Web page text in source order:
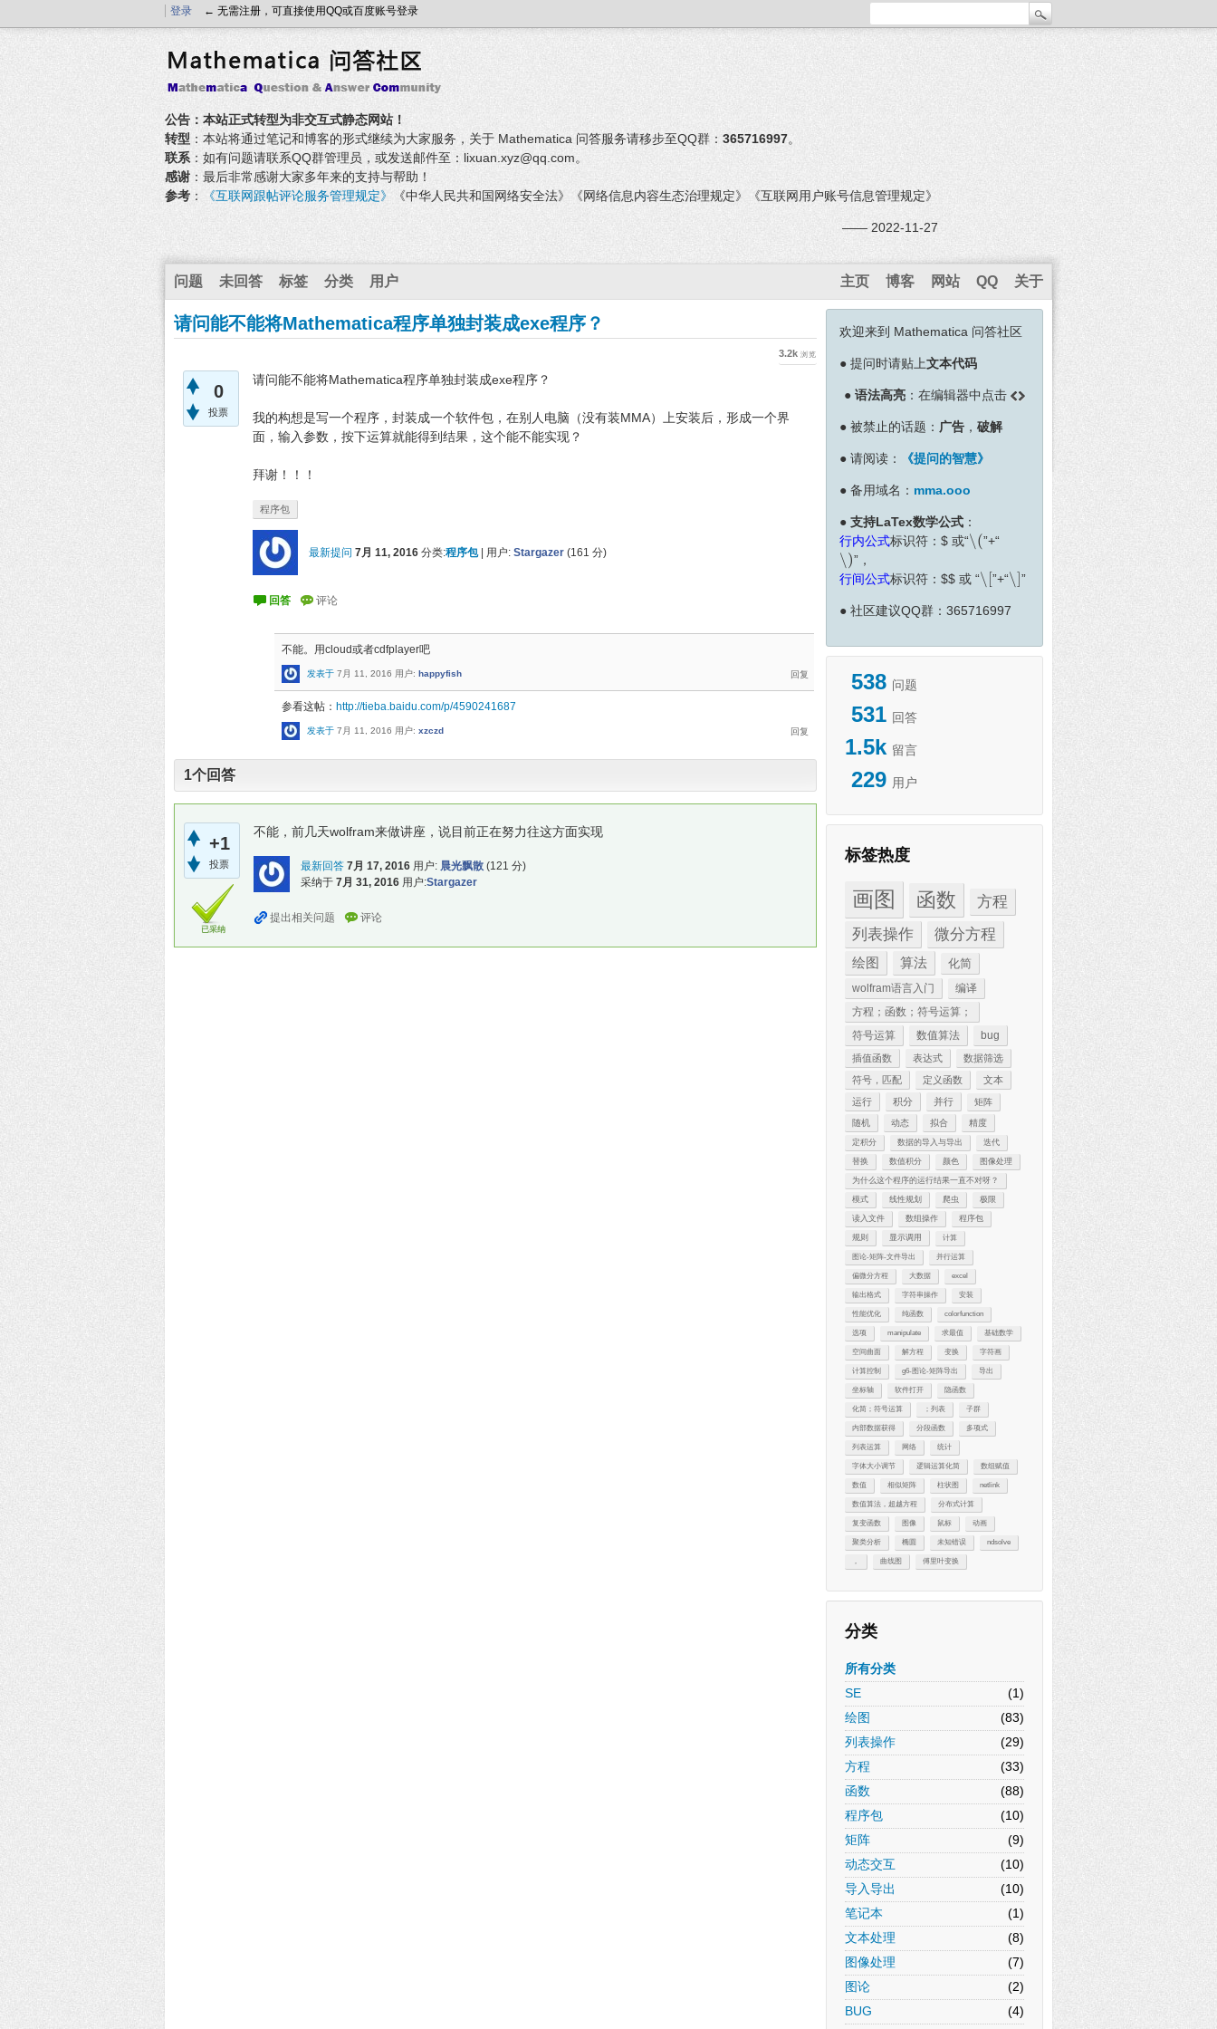
登录 ← 无需注册，可直接使用QQ或百度账号登录
公告：本站正式转型为非交互式静态网站！
转型 ：本站将通过笔记和博客的形式继续为大家服务，关于 Mathematica 问答服务请移步至QQ群： 365716997。
联系 ：如有问题请联系QQ群管理员，或发送邮件至：lixuan.xyz@qq.com。
感谢 ：最后非常感谢大家多年来的支持与帮助！
参考 ： 《互联网跟帖评论服务管理规定》 《中华人民共和国网络安全法》《网络信息内容生态治理规定》《互联网用户账号信息管理规定》
—— 2022-11-27
问题 未回答 标签 分类 用户 关于
QQ
网站
博客
主页
欢迎来到 Mathematica 问答社区
● 提问时请贴上文本代码
● 语法高亮 ：在编辑器中点击
● 被禁止的话题： 广告 ， 破解
● 请阅读： 《提问的智慧》
● 备用域名： mma.ooo
● 支持LaTex数学公式 ：
行内公式标识符： $ 或“∖(
∖ ( ”+“
∖)
∖ ) ”，
行间公式标识符： $$ 或 “∖
∖ ”+“∖
∖ ”
● 社区建议QQ群：365716997
538 问题
531 回答
1.5k 留言
229 用户
标签热度
画图 函数
方程
列表操作
微分方程
绘图 算法 化简
wolfram语言入门
编译
方程；函数；符号运算；
符号运算
数值算法 bug
插值函数 表达式
数据筛选
符号，匹配
定义函数
文本
运行
积分 并行 矩阵
随机 动态 拟合 精度
定积分 数据的导入与导出 迭代
替换 数值积分 颜色 图像处理
为什么这个程序的运行结果一直不对呀？
模式 线性规划 爬虫 极限
读入文件 数组操作 程序包
规则 显示调用 计算
图论-矩阵-文件导出 并行运算
偏微分方程 大数据 excel
输出格式 字符串操作 安装
性能优化 纯函数 colorfunction
选项 manipulate 求最值 基础数学
空间曲面 解方程 变换 字符画
计算控制 g6-图论-矩阵导出 导出
坐标轴 软件打开 隐函数
化简；符号运算 ；列表 子群
内部数据获得 分段函数 多项式
列表运算 网络 统计
字体大小调节 逻辑运算化简 数组赋值
数值 相似矩阵 柱状图 netlink
数值算法，超越方程 分布式计算
复变函数 图像 鼠标 动画
聚类分析 椭圆 未知错误 ndsolve
， 曲线图 傅里叶变换
分类
所有分类
SE
(1)
绘图
(83)
列表操作
(29)
方程
(33)
函数
(88)
程序包
(10)
矩阵
(9)
动态交互
(10)
导入导出
(10)
笔记本
(1)
文本处理
(8)
图像处理
(7)
图论
(2)
BUG
(4)
请问能不能将Mathematica程序单独封装成exe程序？
0
投票
3.2k 浏览
请问能不能将Mathematica程序单独封装成exe程序？
我的构想是写一个程序，封装成一个软件包，在别人电脑（没有装MMA）上安装后，形成一个界
面，输入参数，按下运算就能得到结果，这个能不能实现？
拜谢！！！
程序包
最新提问 7月 11, 2016 分类:程序包| 用户: Stargazer (161 分)
不能。用cloud或者cdfplayer吧
发表于 7月 11, 2016 用户: happyfish
参看这帖： http://tieba.baidu.com/p/4590241687
发表于 7月 11, 2016 用户: xzczd
1个回答
+1
投票
已采纳
不能，前几天wolfram来做讲座，说目前正在努力往这方面实现
最新回答 7月 17, 2016 用户: 晨光飘散 (121 分)
采纳于 7月 31, 2016 用户:Stargazer